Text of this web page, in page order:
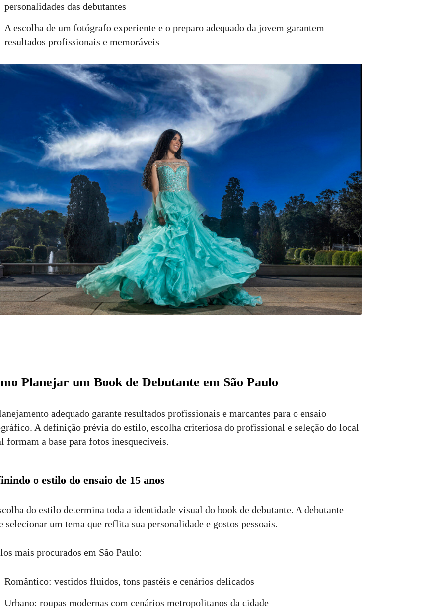
personalidades das debutantes
A escolha de um fotógrafo experiente e o preparo adequado da jovem garantem
resultados profissionais e memoráveis
Planejar um Book de Debutante em São Paulo
adequado garante resultados profissionais e marcantes para o ensaio
A definição prévia do estilo, escolha criteriosa do profissional e seleção do local
formam a base para fotos inesquecíveis.
o estilo do ensaio de 15 anos
do estilo determina toda a identidade visual do book de debutante. A debutante
selecionar um tema que reflita sua personalidade e gostos pessoais.
mais procurados em São Paulo:
Romântico: vestidos fluidos, tons pastéis e cenários delicados
Urbano: roupas modernas com cenários metropolitanos da cidade